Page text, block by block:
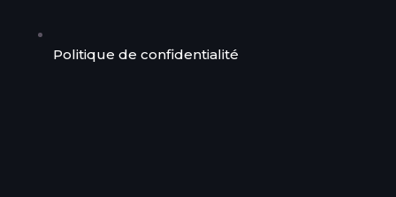
Politique de confidentialité